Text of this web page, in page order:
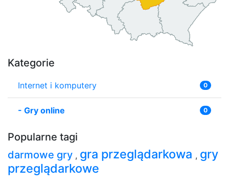
Kategorie
Internet i komputery 0
- Gry online 0
Popularne tagi
darmowe gry , gra przeglądarkowa , gry
przeglądarkowe